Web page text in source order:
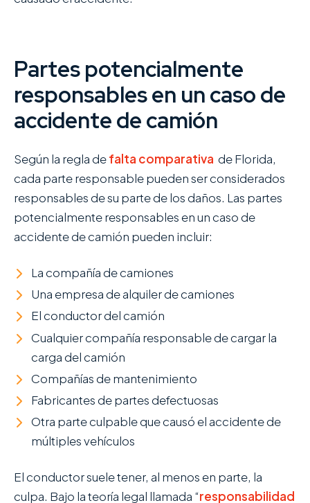
Partes potencialmente
responsables en un caso de
accidente de camión
Según la regla defalta comparativa de Florida,
cada parte responsable pueden ser considerados
responsables de su parte de los daños. Las partes
potencialmente responsables en un caso de
accidente de camión pueden incluir:
La compañía de camiones
Una empresa de alquiler de camiones
El conductor del camión
Cualquier compañía responsable de cargar la
carga del camión
Compañías de mantenimiento
Fabricantes de partes defectuosas
Otra parte culpable que causó el accidente de
múltiples vehículos
El conductor suele tener, al menos en parte, la
culpa. Bajo la teoría legal llamada “responsabilidad